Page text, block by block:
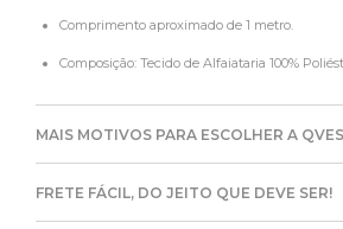
Comprimento aproximado de 1 metro.
Composição: Tecido de Alfaiataria 100%
MAIS MOTIVOS PARA ESCOLHER A
FRETE FÁCIL, DO JEITO QUE DEVE SER!